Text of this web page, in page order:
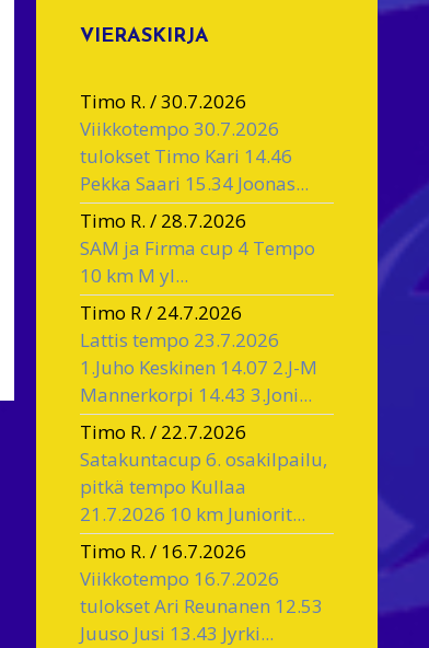
VIERASKIRJA
Timo R. /30.7.2026
Viikkotempo 30.7.2026
tulokset Timo Kari 14.46
Pekka Saari 15.34 Joonas...
Timo R. / 28.7.2026
SAM ja Firma cup 4 Tempo
10 km M yl...
Timo R/ 24.7.2026
Lattis tempo 23.7.2026
1.Juho Keskinen 14.07 2.J-M
Mannerkorpi 14.43 3.Joni...
Timo R. / 22.7.2026
Satakuntacup 6. osakilpailu,
pitkä tempo Kullaa
21.7.2026 10 km Juniorit...
Timo R. / 16.7.2026
Viikkotempo 16.7.2026
tulokset Ari Reunanen 12.53
Juuso Jusi 13.43 Jyrki...